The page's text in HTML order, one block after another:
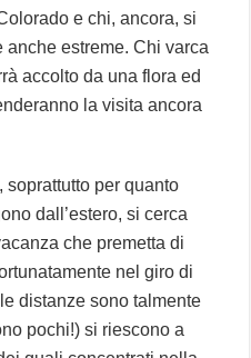
e chi, ancora, si
estreme. Chi varca
accolto da una flora ed
la visita ancora
soprattutto per quanto
dall’estero, si cerca
che premetta di
nel giro di
distanze sono talmente
pochi!) si riescono a